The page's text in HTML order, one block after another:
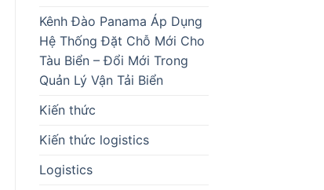
Kênh Đào Panama Áp Dụng
Hệ Thống Đặt Chỗ Mới Cho
Tàu Biển – Đổi Mới Trong
Quản Lý Vận Tải Biển
Kiến thức
Kiến thức logistics
Logistics